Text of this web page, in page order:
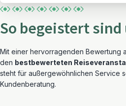
So begeistert sind
Mit einer hervorragenden Bewertung
den bestbewerteten
steht für außergewöhnlichen Service
Kundenberatung.